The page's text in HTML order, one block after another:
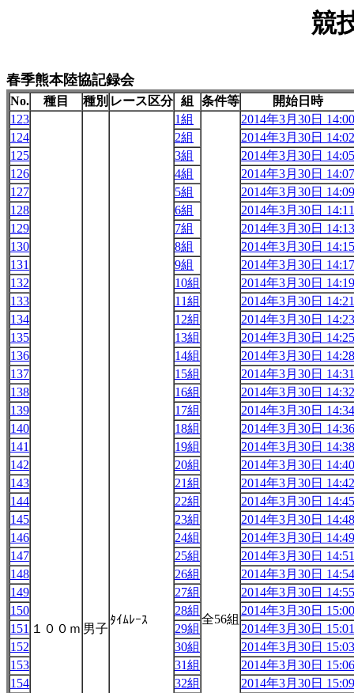
競
春季熊本陸協記録会
No. 種目 種別 レース区分 組 条件等
開始日時
123
１００ｍ 男子
ﾀｲﾑﾚｰｽ
1組
全56組
2014年3月30日 14:00
124
2組
2014年3月30日 14:02
125
3組
2014年3月30日 14:05
126
4組
2014年3月30日 14:07
127
5組
2014年3月30日 14:09
128
6組
2014年3月30日 14:11
129
7組
2014年3月30日 14:13
130
8組
2014年3月30日 14:15
131
9組
2014年3月30日 14:17
132
10組
2014年3月30日 14:19
133
11組
2014年3月30日 14:21
134
12組
2014年3月30日 14:23
135
13組
2014年3月30日 14:25
136
14組
2014年3月30日 14:28
137
15組
2014年3月30日 14:31
138
16組
2014年3月30日 14:32
139
17組
2014年3月30日 14:34
140
18組
2014年3月30日 14:36
141
19組
2014年3月30日 14:38
142
20組
2014年3月30日 14:40
143
21組
2014年3月30日 14:42
144
22組
2014年3月30日 14:45
145
23組
2014年3月30日 14:48
146
24組
2014年3月30日 14:49
147
25組
2014年3月30日 14:51
148
26組
2014年3月30日 14:54
149
27組
2014年3月30日 14:55
150
28組
2014年3月30日 15:00
151
29組
2014年3月30日 15:01
152
30組
2014年3月30日 15:03
153
31組
2014年3月30日 15:06
154
32組
2014年3月30日 15:09